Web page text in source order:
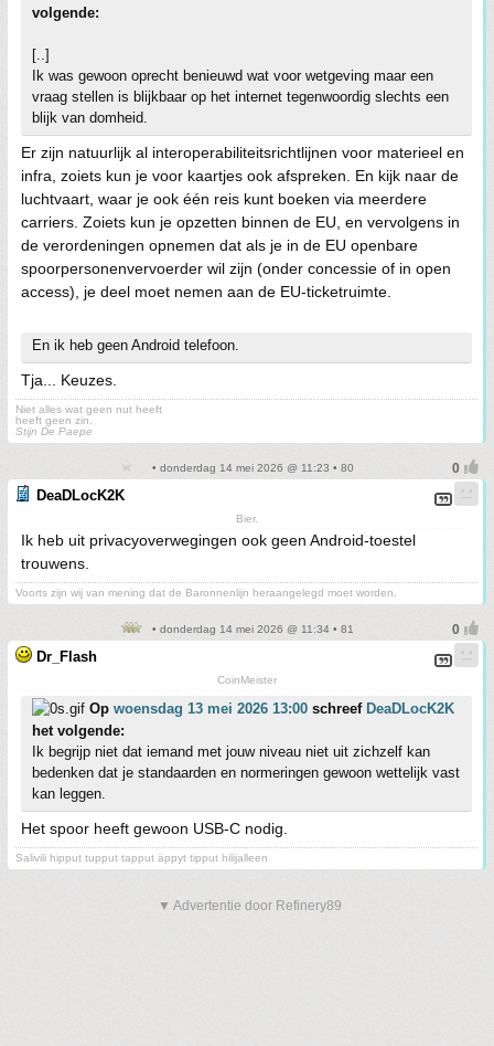
volgende:
[..]
Ik was gewoon oprecht benieuwd wat voor wetgeving maar een
vraag stellen is blijkbaar op het internet tegenwoordig slechts een
blijk van domheid.
Er zijn natuurlijk al interoperabiliteitsrichtlijnen voor materieel en
infra, zoiets kun je voor kaartjes ook afspreken. En kijk naar de
luchtvaart, waar je ook één reis kunt boeken via meerdere
carriers. Zoiets kun je opzetten binnen de EU, en vervolgens in
de verordeningen opnemen dat als je in de EU openbare
spoorpersonenvervoerder wil zijn (onder concessie of in open
access), je deel moet nemen aan de EU-ticketruimte.
En ik heb geen Android telefoon.
Tja... Keuzes.
Niet alles wat geen nut heeft
heeft geen zin.
Stijn De Paepe
• donderdag 14 mei 2026 @ 11:23 • 80
DeaDLocK2K
Bier.
Ik heb uit privacyoverwegingen ook geen Android-toestel
trouwens.
Voorts zijn wij van mening dat de Baronnenlijn heraangelegd moet worden.
• donderdag 14 mei 2026 @ 11:34 • 81
Dr_Flash
CoinMeister
Op woensdag 13 mei 2026 13:00 schreef DeaDLocK2K
het volgende:
Ik begrijp niet dat iemand met jouw niveau niet uit zichzelf kan
bedenken dat je standaarden en normeringen gewoon wettelijk vast
kan leggen.
Het spoor heeft gewoon USB-C nodig.
Salivili hipput tupput tapput äppyt tipput hilijalleen
▼ Advertentie door Refinery89